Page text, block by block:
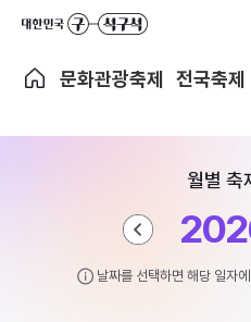
문화관광축제 전국축제
월별 축
날짜를 선택하면 해당 일자